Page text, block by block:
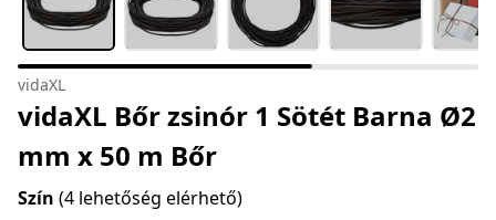
vidaXL
vidaXL Bőr zsinór 1 Sötét Barna Ø2
mm x 50 m Bőr
Szín (4 lehetőség elérhető)